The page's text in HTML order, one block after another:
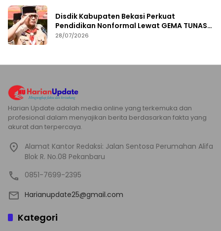
Disdik Kabupaten Bekasi Perkuat
Pendidikan Nonformal Lewat GEMA TUNAS
2026
28/07/2026
Harian Update adalah media online yang terkemuka dan
profesional dalam menyajikan berita berdasarkan fakta yang
akurat dan terpercaya.
Alamat Kantor Redaksi: Jalan Sentosa Perumahan Alifa
Blok R. No.08 Pekanbaru
0851-7699-2395
Harianupdate25@gmail.com
Kategori